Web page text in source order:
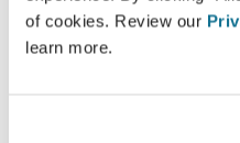
of cookies. Review our
learn more.